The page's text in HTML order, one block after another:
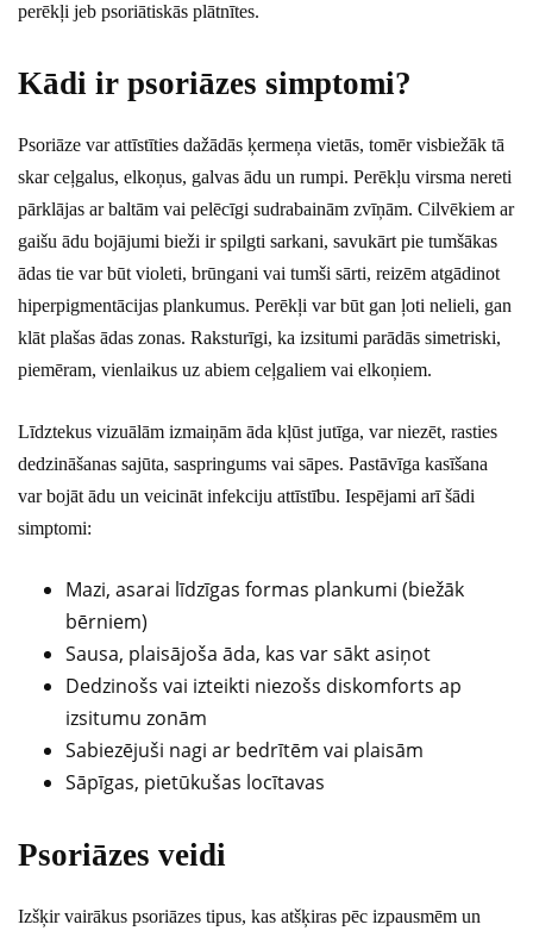
perēkļi jeb psoriātiskās plātnītes.
Kādi ir psoriāzes simptomi?
Psoriāze var attīstīties dažādās ķermeņa vietās, tomēr visbiežāk tā
skar ceļgalus, elkoņus, galvas ādu un rumpi. Perēkļu virsma nereti
pārklājas ar baltām vai pelēcīgi sudrabainām zvīņām. Cilvēkiem ar
gaišu ādu bojājumi bieži ir spilgti sarkani, savukārt pie tumšākas
ādas tie var būt violeti, brūngani vai tumši sārti, reizēm atgādinot
hiperpigmentācijas plankumus. Perēkļi var būt gan ļoti nelieli, gan
klāt plašas ādas zonas. Raksturīgi, ka izsitumi parādās simetriski,
piemēram, vienlaikus uz abiem ceļgaliem vai elkoņiem.
Līdztekus vizuālām izmaiņām āda kļūst jutīga, var niezēt, rasties
dedzināšanas sajūta, saspringums vai sāpes. Pastāvīga kasīšana
var bojāt ādu un veicināt infekciju attīstību. Iespējami arī šādi
simptomi:
Mazi, asarai līdzīgas formas plankumi (biežāk
bērniem)
Sausa, plaisājoša āda, kas var sākt asiņot
Dedzinošs vai izteikti niezošs diskomforts ap
izsitumu zonām
Sabiezējuši nagi ar bedrītēm vai plaisām
Sāpīgas, pietūkušas locītavas
Psoriāzes veidi
Izšķir vairākus psoriāzes tipus, kas atšķiras pēc izpausmēm un